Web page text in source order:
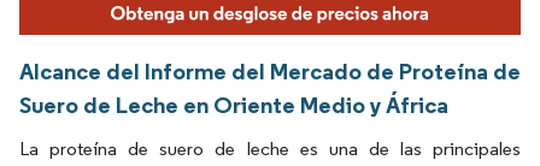
Alcance del Informe del Mercado de Proteína de
Suero de Leche en Oriente Medio y África
La proteína de suero de leche es una de las principales